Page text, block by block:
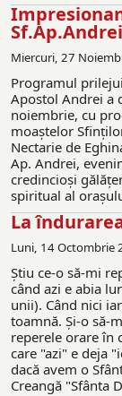
Miercuri, 27
Programul
Apostol Andrei a
noiembrie, cu
moaștelor
Nectarie de
Ap. Andrei,
credincioși
spiritual al
La
Luni, 14 Octombrie
Ştiu ce-o să-mi
când azi e abia
unii). Când nici
toamnă. Şi-o să-
reperele orare în
care "azi" e deja
dacă avem o
Creangă "Sfânta